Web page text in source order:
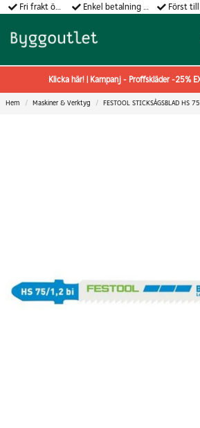
Fri frakt över 499:- Enkel betalning med Klarna Först till kvarn
Klicka här! | Kampanj - Proffskläder -25%
Hem Maskiner & Verktyg FESTOOL STICKSÅGSBLAD